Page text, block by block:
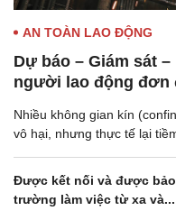
AN TOÀN LAO ĐỘNG
Dự báo – Giám sát
người lao động đơn
Nhiều không gian kín
vô hại, nhưng thực tế lại
Được kết nối và được
trường làm việc từ xa và...